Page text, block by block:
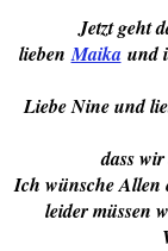
Jetzt geht
liebenMaikaund
Liebe Nine und
dass
Ich wünsche Allen
leider müssen